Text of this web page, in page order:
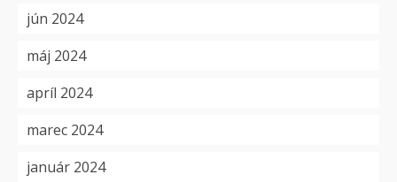
jún 2024
máj 2024
apríl 2024
marec 2024
január 2024